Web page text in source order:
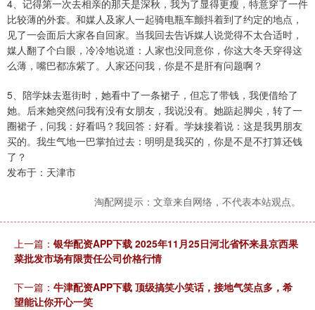
4、记得第一次去相亲的那天是深秋，我为了显得更瘦，特意穿了一件
比较薄的外套。和媒人及家人一起骑电瓶车颤抖着到了约定的地点，
见了一会面后大家各自回家。当我回去告诉媒人说觉得不太合适时，
媒人翻了个白眼，冷冷地说道：人家也没同意你，你这大冬天穿得这
么薄，嘴巴都冻紫了。人家还问我，你是不是肝有问题啊？
5、陪学妹去逛街时，她看中了一条裙子，但忘了带钱，我便借给了
她。后来她突然问我有没有女朋友，我说没有。她踮起脚尖，转了一
圈裙子，问我：好看吗？我回答：好看。学妹接着说：这是我男朋友
买的。我生气地一巴掌拍过去：明明是我买的，你是不是不打算还钱
了？
发布于：天津市
淘配网提示：文章来自网络，不代表本站观点。
上一篇： 银华配资APP下载 2025年11月25日河北省怀来县京西果
菜批发市场有限责任公司价格行情
下一篇： 牛津配资APP下载 顶级搞笑小笑话，接地气笑点多，希
望能让你开心一笑